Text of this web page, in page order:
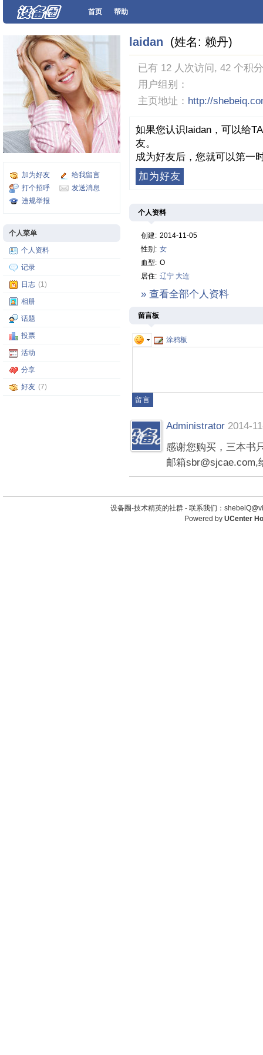
首页 帮助
加为好友
给我留言
打个招呼
发送消息
违规举报
个人菜单
个人资料
记录
日志 (1)
相册
话题
投票
活动
分享
好友 (7)
laidan (姓名: 赖丹)
已有 12 人次访问, 42 个积
用户组别：
主页地址： http://
如果您认识laidan，可以给
友。
成为好友后，您就可以第一
加为好友
个人资料
创建: 2014-11-05
性别: 女
血型: O
居住: 辽宁 大连
» 查看全部个人资料
留言板
涂鸦板
Administrator 2014-
感谢您购买，三本书
邮箱sbr@sjcae.com,
设备圈-技术精英的社群 - 联系我们：
Powered by UCenter